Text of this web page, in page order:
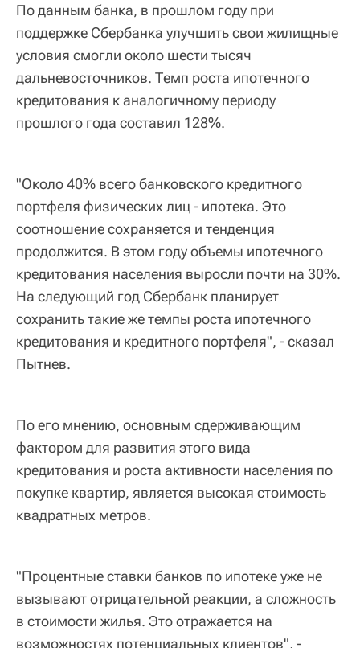
По данным банка, в прошлом году при
поддержке Сбербанка улучшить свои жилищные
условия смогли около шести тысяч
дальневосточников. Темп роста ипотечного
кредитования к аналогичному периоду
прошлого года составил 128%.
"Около 40% всего банковского кредитного
портфеля физических лиц - ипотека. Это
соотношение сохраняется и тенденция
продолжится. В этом году объемы ипотечного
кредитования населения выросли почти на 30%.
На следующий год Сбербанк планирует
сохранить такие же темпы роста ипотечного
кредитования и кредитного портфеля", - сказал
Пытнев.
По его мнению, основным сдерживающим
фактором для развития этого вида
кредитования и роста активности населения по
покупке квартир, является высокая стоимость
квадратных метров.
"Процентные ставки банков по ипотеке уже не
вызывают отрицательной реакции, а сложность
в стоимости жилья. Это отражается на
возможностях потенциальных клиентов", -